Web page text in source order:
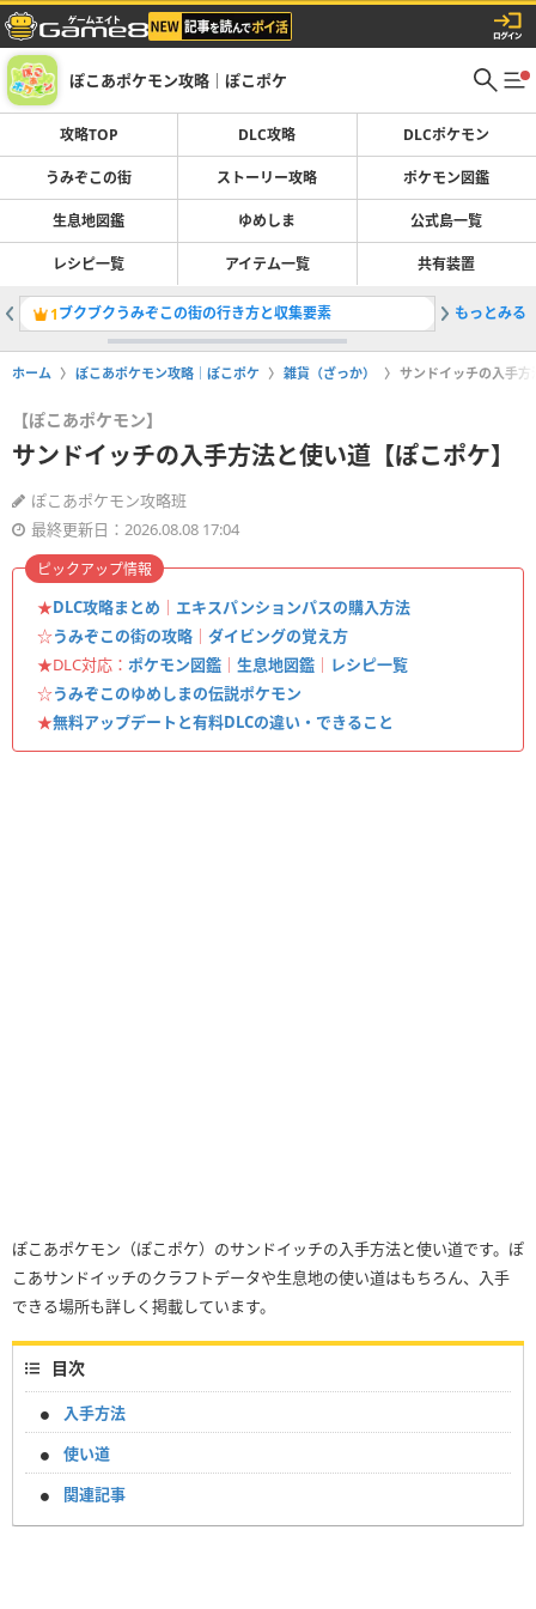
ぽこあポケモン攻略｜ぽこポケ
攻略TOP DLC攻略 DLCポケモン
うみぞこの街 ストーリー攻略 ポケモン図鑑
生息地図鑑 ゆめしま 公式島一覧
レシピ一覧 アイテム一覧 共有装置
1ブクブクうみぞこの街の行き方と収集要素 2ブクブ
もっとみる
ホーム ぽこあポケモン攻略｜ぽこポケ 雑貨（ざっか） サンドイッチの入手
【ぽこあポケモン】
サンドイッチの入手方法と使い道【ぽこポケ】
ぽこあポケモン攻略班
最終更新日：2026.08.08 17:04
★DLC攻略まとめ ｜ エキスパンションパスの購入方法
☆うみぞこの街の攻略 ｜ ダイビングの覚え方
★DLC対応： ポケモン図鑑 ｜ 生息地図鑑 ｜ レシピ一覧
☆うみぞこのゆめしまの伝説ポケモン
★無料アップデートと有料DLCの違い・できること
ピックアップ情報
ぽこあポケモン（ぽこポケ）のサンドイッチの入手方法と使い道です。ぽ
こあサンドイッチのクラフトデータや生息地の使い道はもちろん、入手
できる場所も詳しく掲載しています。
目次
入手方法
使い道
関連記事